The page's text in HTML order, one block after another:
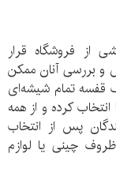
از فروشگاه قرار
بررسی آنان ممکن
قفسه تمام شیشه‌ای
کرده و از همه
پس از انتخاب
چینی یا لوازم